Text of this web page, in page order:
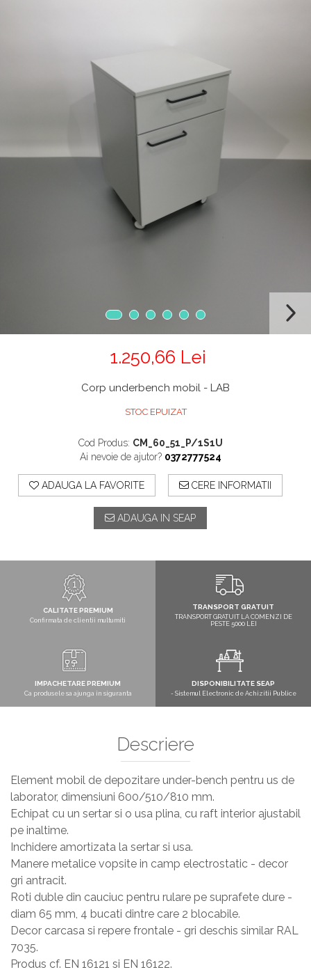
Uscatoare de sticlarie
Dulapuri De Laborator/Corpuri
Dulapuri la sol
Mobilier Pentru Autolaborator
1.250,66 Lei
Corp underbench mobil - LAB
STOC EPUIZAT
Cod Produs: CM_60_51_P/1S1U
Ai nevoie de ajutor? 0372777524
ADAUGA LA FAVORITE CERE INFORMATII
ADAUGA IN SEAP
CALITATE PREMIUM
Confirmata de clientii multumiti
TRANSPORT GRATUIT
TRANSPORT GRATUIT LA COMENZI DE
PESTE 5000 LEI
IMPACHETARE PREMIUM
Ca produsele sa ajunga in siguranta
DISPONIBILITATE SEAP
- Sistemul Electronic de Achizitii Publice
Descriere
Element mobil de depozitare under-bench pentru us de
laborator, dimensiuni 600/510/810 mm.
Echipat cu un sertar si o usa plina, cu raft interior ajustabil
pe inaltime.
Inchidere amortizata la sertar si usa.
Manere metalice vopsite in camp electrostatic - decor
gri antracit.
Roti duble din cauciuc pentru rulare pe suprafete dure -
diam 65 mm, 4 bucati dintre care 2 blocabile.
Decor carcasa si repere frontale - gri deschis similar RAL
7035.
Produs cf. EN 16121 si EN 16122.